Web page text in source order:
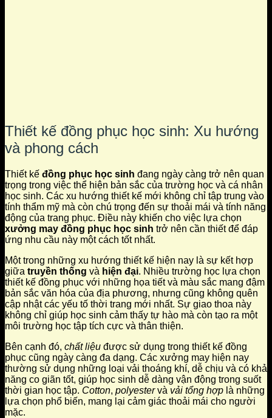
Thiết kế đồng phục học sinh: Xu hướng
và phong cách
Thiết kế đồng phục học sinh đang ngày càng trở nên quan
trọng trong việc thể hiện bản sắc của trường học và cá nhân
học sinh. Các xu hướng thiết kế mới không chỉ tập trung vào
tính thẩm mỹ mà còn chú trọng đến sự thoải mái và tính năng
động của trang phục. Điều này khiến cho việc lựa chọn
xưởng may đồng phục học sinh trở nên cần thiết để đáp
ứng nhu cầu này một cách tốt nhất.
Một trong những xu hướng thiết kế hiện nay là sự kết hợp
giữa truyền thống và hiện đại. Nhiều trường học lựa chọn
thiết kế đồng phục với những họa tiết và màu sắc mang đậm
bản sắc văn hóa của địa phương, nhưng cũng không quên
cập nhật các yếu tố thời trang mới nhất. Sự giao thoa này
không chỉ giúp học sinh cảm thấy tự hào mà còn tạo ra một
môi trường học tập tích cực và thân thiện.
Bên cạnh đó, chất liệu được sử dụng trong thiết kế đồng
phục cũng ngày càng đa dạng. Các xưởng may hiện nay
thường sử dụng những loại vải thoáng khí, dễ chịu và có khả
năng co giãn tốt, giúp học sinh dễ dàng vận động trong suốt
thời gian học tập. Cotton, polyestervà vải tổng hợp là những
lựa chọn phổ biến, mang lại cảm giác thoải mái cho người
mặc.